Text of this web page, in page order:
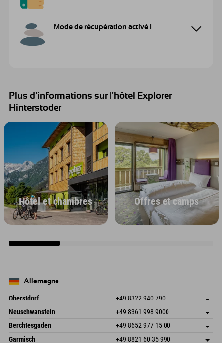
Mode de récupération activé !
Plus d'informations sur l'hôtel Explorer
Hinterstoder
Hôtel et chambres Offres et camps
Allemagne
Oberstdorf +49 8322 940 790
An der Breitach 3
Allemagne
Enregistrer l'adresse
Réservation
Neuschwanstein +49 8361 998 9000
An der Riese 45
87484 Nesselwang im Allgäu
Allemagne
Enregistrer l'adresse
Réservation
Berchtesgaden +49 8652 977 15 00
Hofreitstr. 7
Enregistrer l'adresse
Garmisch +49 8821 60 35 990